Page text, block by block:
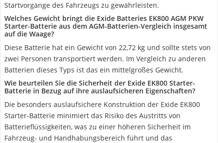
Startvorgänge des Fahrzeugs zu gewährleisten.
Welches Gewicht bringt die Exide Batteries EK800 AGM PKW
Starter-Batterie aus dem AGM-Batterien-Vergleich insgesamt
auf die Waage?
Diese Batterie hat ein Gewicht von 22,72 kg und sollte stets von
zwei Personen transportiert werden. Im Vergleich zu anderen
Batterien dieses Typs ist das ein mittelgroßes Gewicht.
Wie beurteilen Sie die Sicherheit der Exide EK800 Starter-
Batterie in Bezug auf ihre auslaufsicheren Eigenschaften?
Die besonders auslaufsichere Konstruktion der Exide EK800
Starter-Batterie minimiert das Risiko des Austritts von
Batterieflüssigkeiten, was zu einer höheren Sicherheit im
Fahrzeug- und Handhabungsbereich führt und das